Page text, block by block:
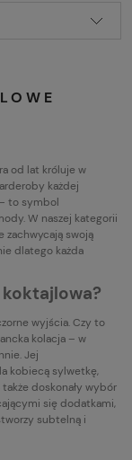
od lat króluje w
każdej
to symbol
W naszej kategorii
zachwycają swoją
dlatego każda
wyjścia. Czy to
kolacja – w
Jej
kobiecą sylwetkę,
doskonały wybór
się dodatkami,
subtelną i